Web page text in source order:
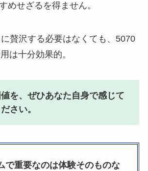
めせざるを得ません。
贅沢する必要はなくても、5070
は十分効果的。
を、ぜひあなた自身で感じて
さい。
で重要なのは体験そのものな